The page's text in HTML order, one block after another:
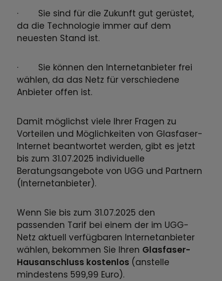
· Sie sind für die Zukunft gut gerüstet,
da die Technologie immer auf dem
neuesten Stand ist.
· Sie können den Internetanbieter frei
wählen, da das Netz für verschiedene
Anbieter offen ist.
Damit möglichst viele Ihrer Fragen zu
Vorteilen und Möglichkeiten von Glasfaser-
Internet beantwortet werden, gibt es jetzt
bis zum 31.07.2025 individuelle
Beratungsangebote von UGG und Partnern
(Internetanbieter).
Wenn Sie bis zum 31.07.2025 den
passenden Tarif bei einem der im UGG-
Netz aktuell verfügbaren Internetanbieter
wählen, bekommen Sie Ihren Glasfaser-
Hausanschluss kostenlos (anstelle
mindestens 599,99 Euro).